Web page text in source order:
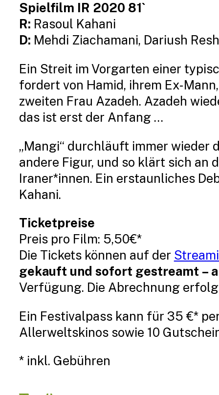
Spielfilm IR 2020 81`
R: Rasoul Kahani
D: Mehdi Ziachamani, Dariush
Ein Streit im Vorgarten einer
fordert von Hamid, ihrem Ex-
zweiten Frau Azadeh. Azadeh
das ist erst der Anfang …
„Mangi“ durchläuft immer wieder
andere Figur, und so klärt sich an
Iraner*innen. Ein erstaunliches
Kahani.
Ticketpreise
Preis pro Film: 5,50€*
Die Tickets können auf der
gekauft und sofort gestreamt –
Verfügung. Die Abrechnung
Ein Festivalpass kann für 35 €*
Allerweltskinos sowie 10
* inkl. Gebühren